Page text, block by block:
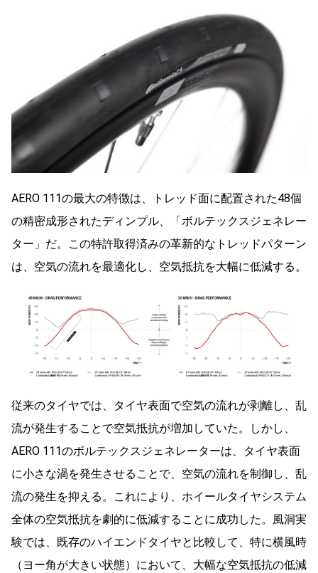
AERO 111の最大の特徴は、トレッド面に配置された48個
の精密成形されたディンプル、「ボルテックスジェネレー
ター」だ。この特許取得済みの革新的なトレッドパターン
は、空気の流れを最適化し、空気抵抗を大幅に低減する。
従来のタイヤでは、タイヤ表面で空気の流れが剥離し、乱
流が発生することで空気抵抗が増加していた。しかし、
AERO 111のボルテックスジェネレーターは、タイヤ表面
に小さな渦を発生させることで、空気の流れを制御し、乱
流の発生を抑える。これにより、ホイールタイヤシステム
全体の空気抵抗を劇的に低減することに成功した。風洞実
験では、既存のハイエンドタイヤと比較して、特に横風時
（ヨー角が大きい状態）において、大幅な空気抵抗の低減